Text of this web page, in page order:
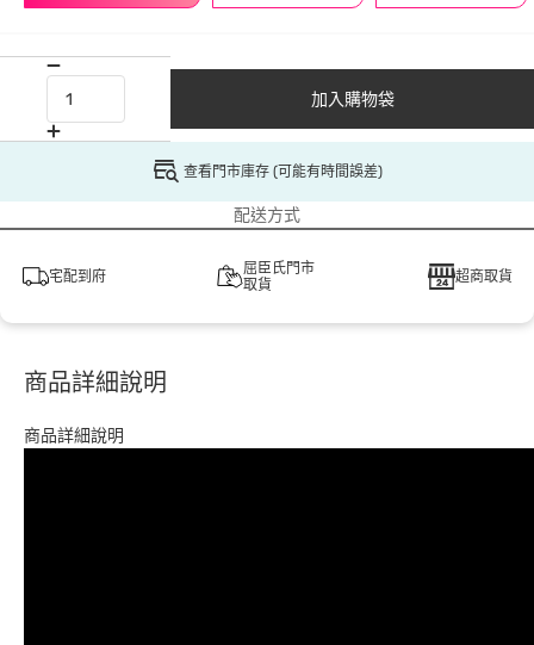
加入購物袋
查看門市庫存 (可能有時間誤差)
配送方式
宅配到府
屈臣氏門市
取貨
超商取貨
商品詳細說明
商品詳細說明